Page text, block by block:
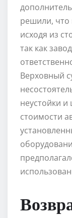
решили, что
исходя из
так как
Верховный
неустойки
стоимости